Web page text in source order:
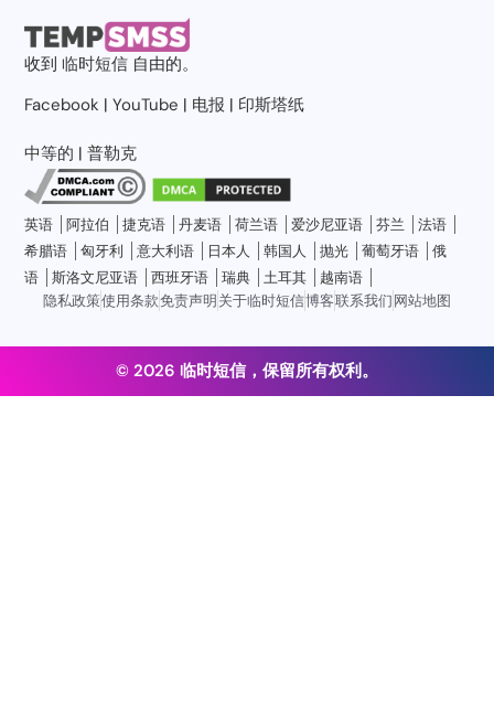
收到临时短信 自由的。
Facebook |YouTube | 电报 | 印斯塔纸
中等的 |普勒克
英语 阿拉伯 捷克语 丹麦语 荷兰语 爱沙尼亚语 芬兰
法语
希腊语
匈牙利 意大利语 日本人 韩国人 抛光 葡萄牙语
俄
语
斯洛文尼亚语 西班牙语 瑞典 土耳其
越南语
隐私政策使用条款免责声明关于临时短信博客联系我们网站地图
© 2026 临时短信，保留所有权利。